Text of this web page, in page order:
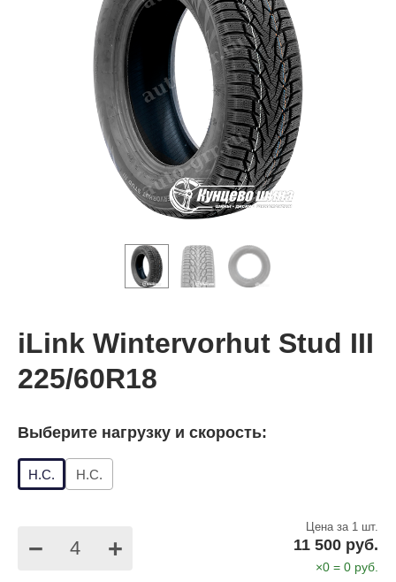
iLink Wintervorhut Stud III
225/60R18
Выберите нагрузку и скорость:
Н.С. Н.С.
− +
Цена за 1 шт.
11 500 руб.
×0 = 0 руб.